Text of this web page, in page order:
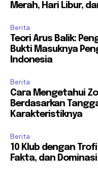
Merah, Hari Libur,
Berita
Teori Arus Balik:
Bukti Masuknya
Indonesia
Berita
Cara Mengetahui
Berdasarkan
Karakteristiknya
Berita
10 Klub dengan
Fakta, dan